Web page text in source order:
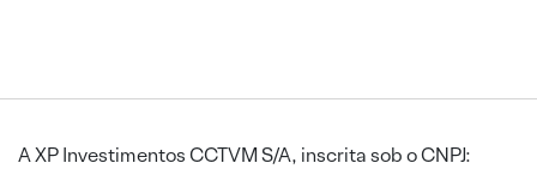
A XP Investimentos CCTVM S/A, inscrita sob o CNPJ: